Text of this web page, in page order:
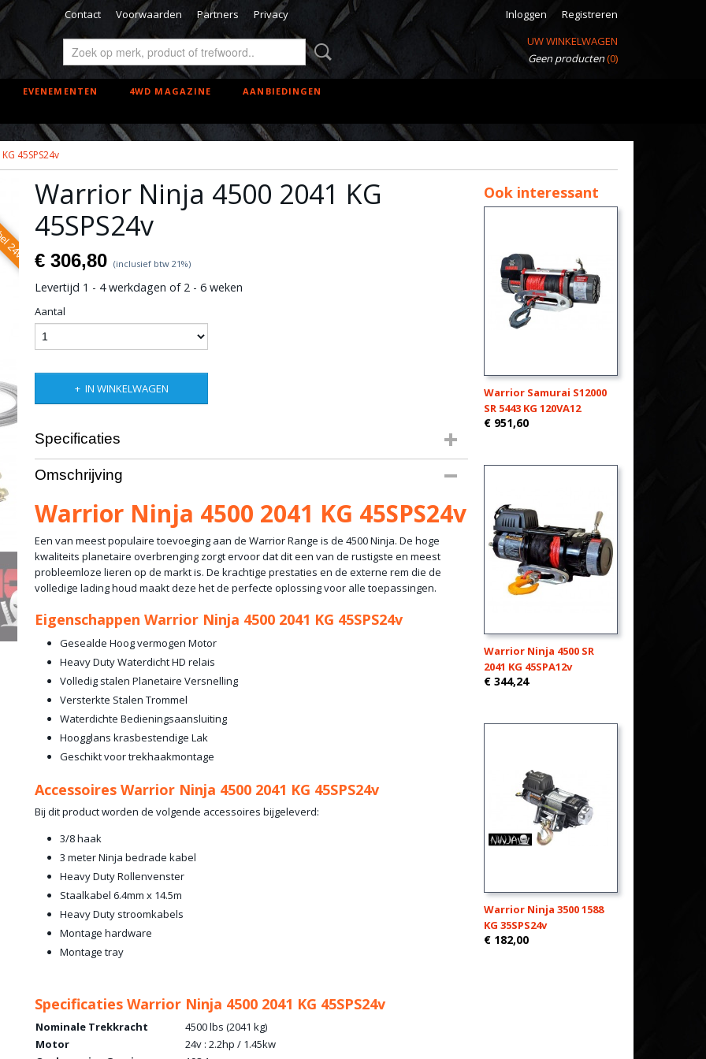
Contact Voorwaarden Partners Privacy Inloggen
Registreren
UW WINKELWAGEN
Geen producten(0)
EVENEMENTEN 4WD MAGAZINE AANBIEDINGEN
45SPS24v
Warrior Ninja 4500 2041 KG
45SPS24v
€ 306,80 (inclusief btw 21%)
Levertijd 1 - 4 werkdagen of 2 - 6 weken
Aantal
IN WINKELWAGEN
Specificaties
Productcode
Bruto gewicht
Omschrijving
Warrior Ninja 4500 2041 KG 45SPS24v
Een van meest populaire toevoeging aan de Warrior Range is de 4500 Ninja. De hoge
kwaliteits planetaire overbrenging zorgt ervoor dat dit een van de rustigste en meest
probleemloze lieren op de markt is. De krachtige prestaties en de externe rem die de
volledige lading houd maakt deze het de perfecte oplossing voor alle toepassingen.
Eigenschappen Warrior Ninja 4500 2041 KG 45SPS24v
Gesealde Hoog vermogen Motor
Heavy Duty Waterdicht HD relais
Volledig stalen Planetaire Versnelling
Versterkte Stalen Trommel
Waterdichte Bedieningsaansluiting
Hoogglans krasbestendige Lak
Geschikt voor trekhaakmontage
Accessoires Warrior Ninja 4500 2041 KG 45SPS24v
Bij dit product worden de volgende accessoires bijgeleverd:
3/8 haak
3 meter Ninja bedrade kabel
Heavy Duty Rollenvenster
Staalkabel 6.4mm x 14.5m
Heavy Duty stroomkabels
Montage hardware
Montage tray
Specificaties Warrior Ninja 4500 2041 KG 45SPS24v
Nominale Trekkracht
4500 lbs (2041 kg)
Motor
24v : 2.2hp / 1.45kw
Ook interessant
Warrior Samurai S12000
SR 5443 KG 120VA12
€ 951,60
Warrior Ninja 4500 SR
2041 KG 45SPA12v
€ 344,24
Warrior Ninja 3500 1588
KG 35SPS24v
€ 182,00